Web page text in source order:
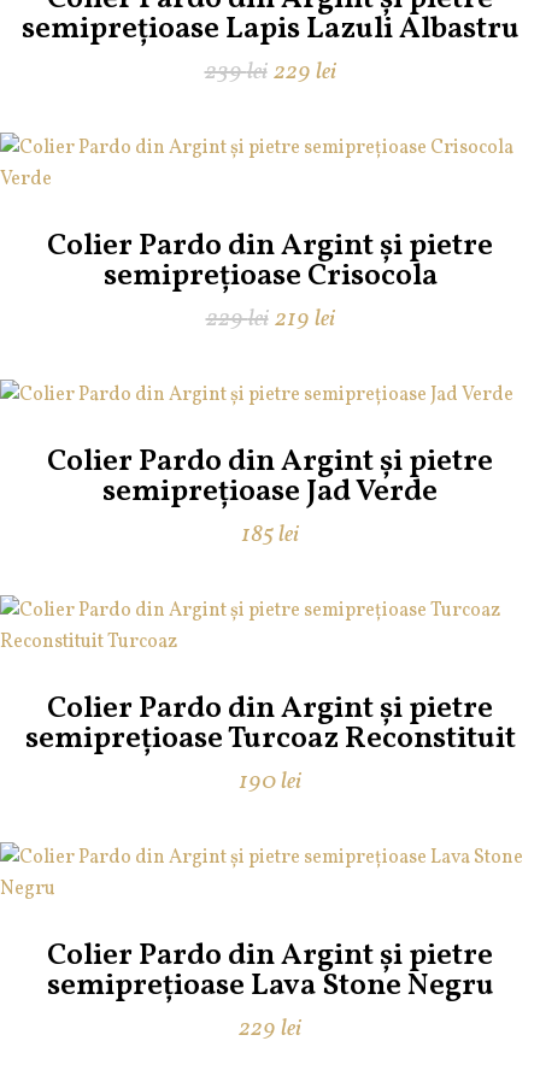
semiprețioase Lapis Lazuli Albastru
239lei Prețul
inițial
fost:
239 lei.
229leiPrețul
229 lei.
Colier Pardo din Argint și pietre
semiprețioase Crisocola
229lei Prețul
inițial
fost:
229 lei.
219leiPrețul
219 lei.
Colier Pardo din Argint și pietre
semiprețioase Jad Verde
185lei
Colier Pardo din Argint și pietre
semiprețioase Turcoaz Reconstituit
190lei
Colier Pardo din Argint și pietre
semiprețioase Lava Stone Negru
229lei